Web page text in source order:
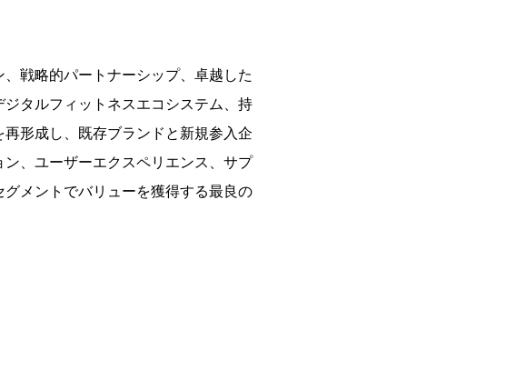
戦略的パートナーシップ、卓越した
タルフィットネスエコシステム、持
形成し、既存ブランドと新規参入企
、ユーザーエクスペリエンス、サプ
メントでバリューを獲得する最良の